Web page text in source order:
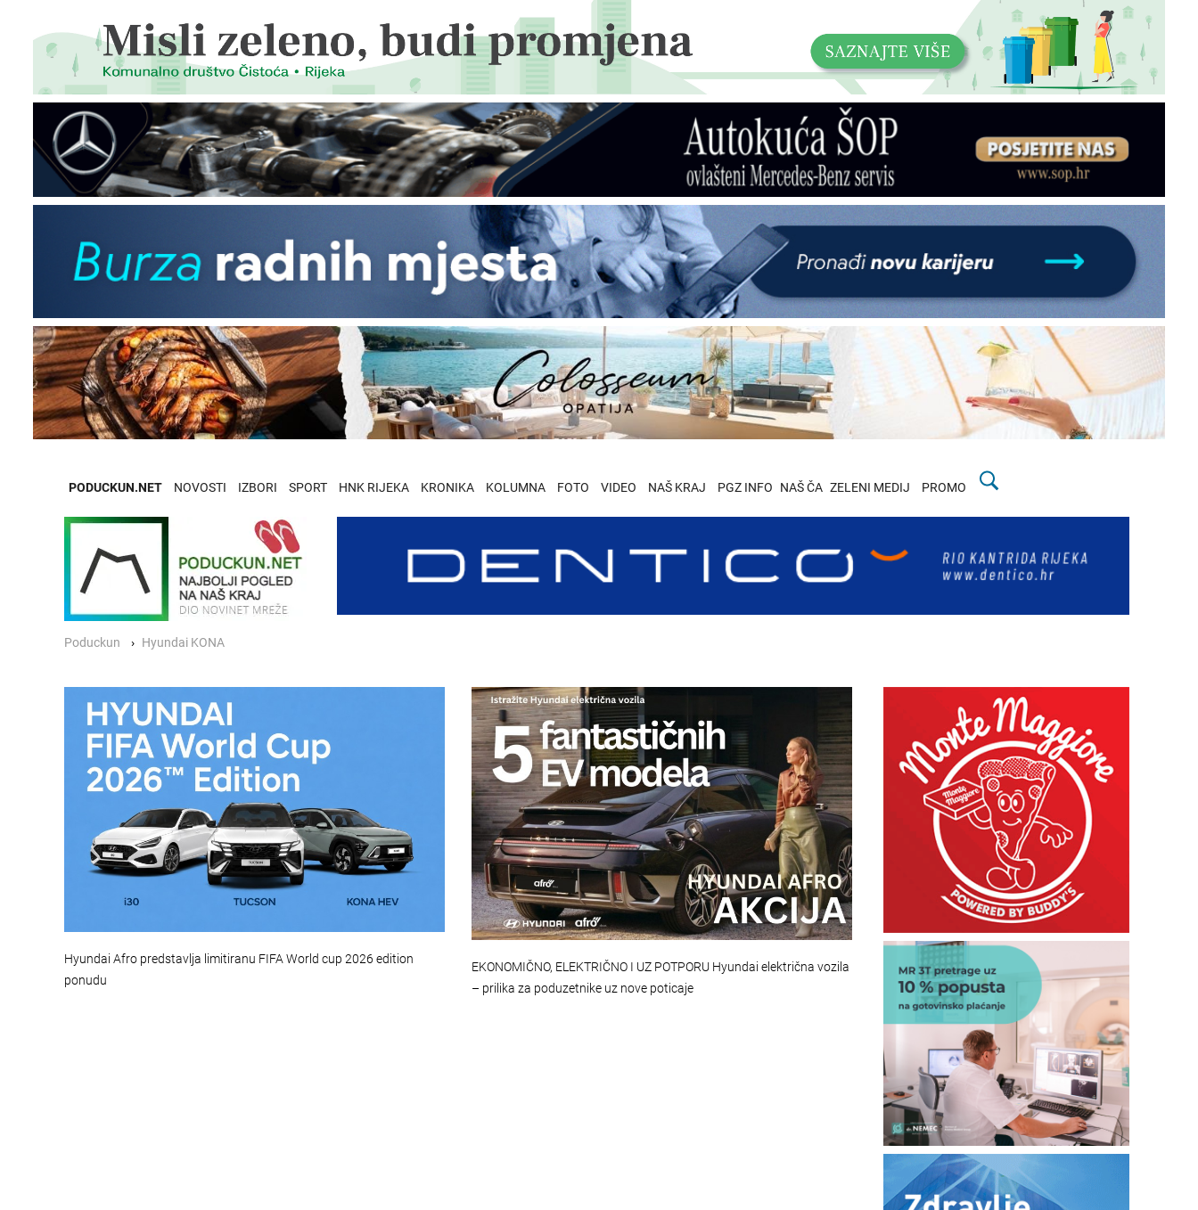
PODUCKUN.NET NOVOSTI IZBORI SPORT HNK RIJEKA KRONIKA KOLUMNA FOTO VIDEO NAŠ KRAJ PGZ INFO NAŠ ČA ZELENI MEDIJ PROMO
Poduckun Hyundai KONA
Hyundai Afro predstavlja limitiranu FIFA World cup 2026 edition
ponudu
EKONOMIČNO, ELEKTRIČNO I UZ POTPORU Hyundai električna vozila
– prilika za poduzetnike uz nove poticaje